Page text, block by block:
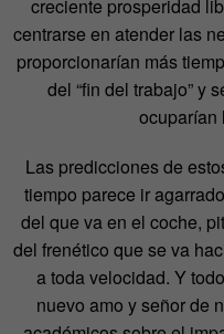
creciente prosperidad
centrarse en atender las
proporcionarían más
del “fin del trabajo” y
ocuparían
Las predicciones de
tiempo parece ir
del que va en el coche,
del frenético que se va
a toda velocidad. Y
nuevo amo y señor de